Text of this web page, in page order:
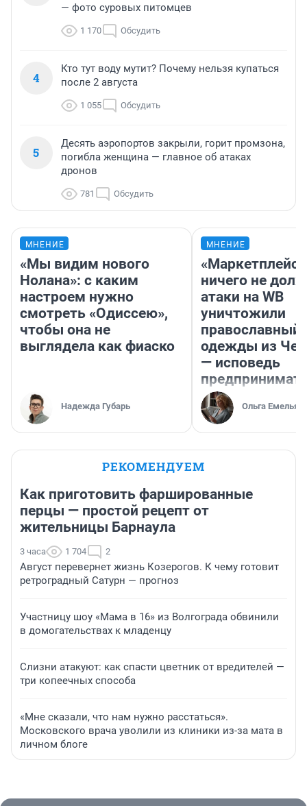
— фото суровых питомцев
1 170 Обсудить
4
Кто тут воду мутит? Почему нельзя купаться
после 2 августа
1 055 Обсудить
5
Десять аэропортов закрыли, горит промзона,
погибла женщина — главное об атаках
дронов
781 Обсудить
МНЕНИЕ
«Мы видим нового
Нолана»: с каким
настроем нужно
смотреть «Одиссею»,
чтобы она не
выглядела как фиаско
Надежда Губарь
МНЕНИЕ
«Маркетплейс
ничего не
атаки на WB
уничтожили
православный
одежды из
— исповедь
Ольга
РЕКОМЕНДУЕМ
Как приготовить фаршированные
перцы — простой рецепт от
жительницы Барнаула
3 часа 1 704 2
Август перевернет жизнь Козерогов. К чему готовит
ретроградный Сатурн — прогноз
Участницу шоу «Мама в 16» из Волгограда обвинили
в домогательствах к младенцу
Слизни атакуют: как спасти цветник от вредителей —
три копеечных способа
«Мне сказали, что нам нужно расстаться».
Московского врача уволили из клиники из-за мата в
личном блоге